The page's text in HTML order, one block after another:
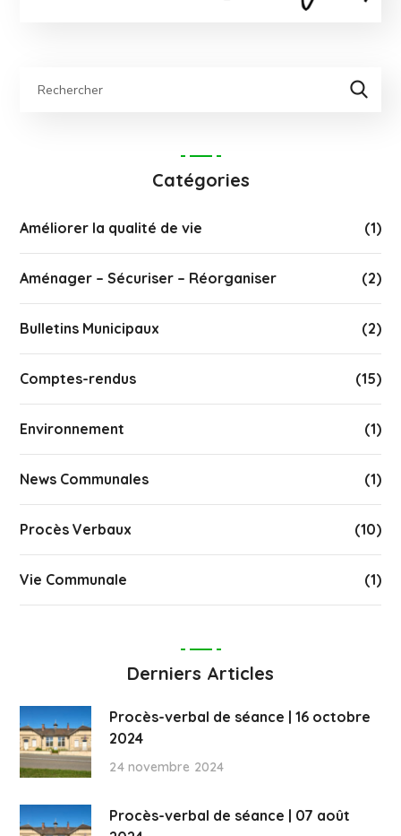
Catégories
Améliorer la qualité de vie (1)
Aménager – Sécuriser – Réorganiser (2)
Bulletins Municipaux (2)
Comptes-rendus (15)
Environnement (1)
News Communales (1)
Procès Verbaux (10)
Vie Communale (1)
Derniers Articles
Procès-verbal de séance | 16 octobre
2024
24 novembre 2024
Procès-verbal de séance | 07 août